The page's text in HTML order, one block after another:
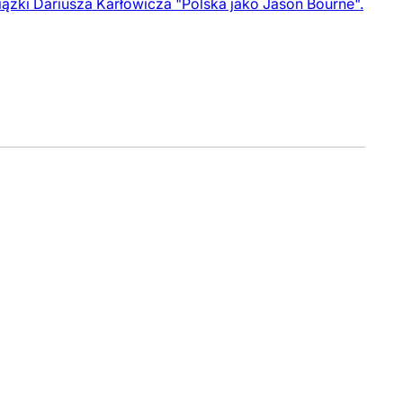
Dariusza Karłowicza "Polska jako Jason Bourne".